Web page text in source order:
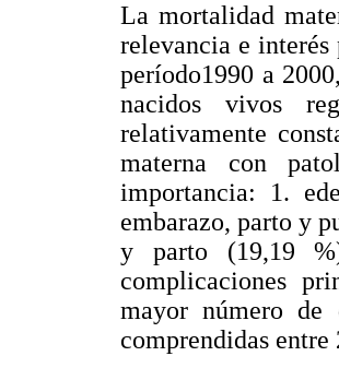
La mortalidad
relevancia e
período1990 a
nacidos vivos
relativamente
materna con
importancia: 1.
embarazo, parto y
y parto (19,19
complicaciones
mayor número de
comprendidas entre